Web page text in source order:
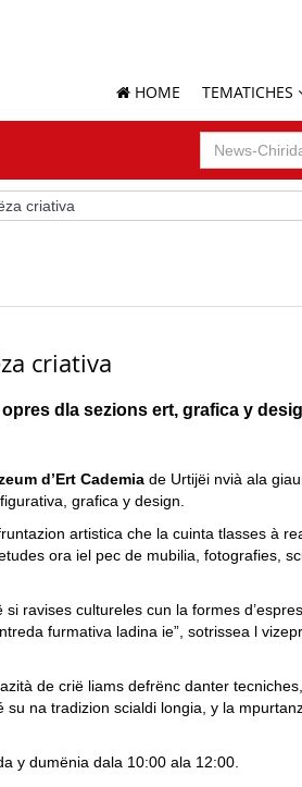
HOME TEMATICHES
Suche
News-
criativa
criativa
dla sezions ert, grafica y
d’Ert Cademia de Urtijëi nvià ala
grafica y design.
artistica che la cuinta tlasses à
ora iel pec de mubilia, fotografies,
ravises cultureles cun la formes
furmativa ladina ie”, sotrissea l
de crië liams defrënc danter
na tradizion scialdi longia, y la
y dumënia dala 10:00 ala 12:00.